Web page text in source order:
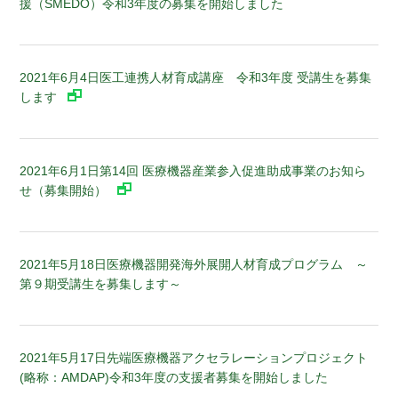
援（SMEDO）令和3年度の募集を開始しました
2021年6月4日医工連携人材育成講座 令和3年度 受講生を募集
します
2021年6月1日第14回 医療機器産業参入促進助成事業のお知ら
せ（募集開始）
2021年5月18日医療機器開発海外展開人材育成プログラム ～
第９期受講生を募集します～
2021年5月17日先端医療機器アクセラレーションプロジェクト
(略称：AMDAP)令和3年度の支援者募集を開始しました